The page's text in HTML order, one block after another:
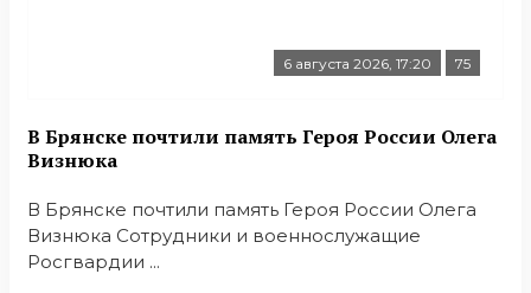
6 августа 2026, 17:20 75
В Брянске почтили память Героя России Олега
Визнюка
В Брянске почтили память Героя России Олега
Визнюка Сотрудники и военнослужащие
Росгвардии ...